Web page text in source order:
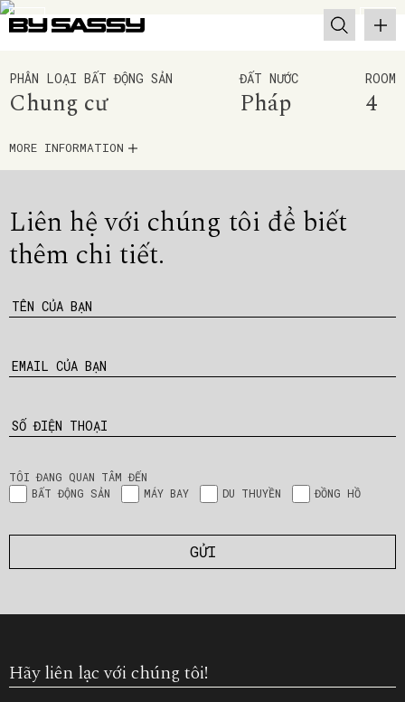
PHÂN LOẠI BẤT ĐỘNG SẢN
Chung cư
ĐẤT NƯỚC
Pháp
ROOM
4
MORE INFORMATION
Liên hệ với chúng tôi để biết
thêm chi tiết.
TÊN CỦA BẠN
EMAIL CỦA BẠN
SỐ ĐIỆN THOẠI
TÔI ĐANG QUAN TÂM ĐẾN
BẤT ĐỘNG SẢN
MÁY BAY DU THUYỀN ĐỒNG HỒ
Hãy liên lạc với chúng tôi!